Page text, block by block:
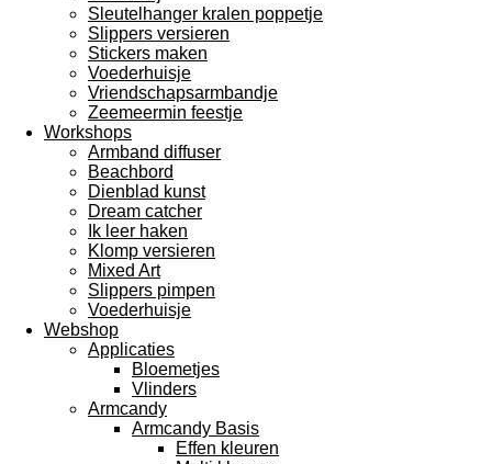
Sleutelhanger kralen poppetje
Slippers versieren
Stickers maken
Voederhuisje
Vriendschapsarmbandje
Zeemeermin feestje
Workshops
Armband diffuser
Beachbord
Dienblad kunst
Dream catcher
Ik leer haken
Klomp versieren
Mixed Art
Slippers pimpen
Voederhuisje
Webshop
Applicaties
Bloemetjes
Vlinders
Armcandy
Armcandy Basis
Effen kleuren